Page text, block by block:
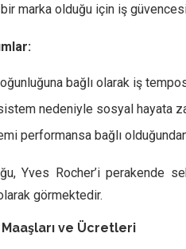
marka olduğu için iş
bağlı olarak iş
nedeniyle sosyal hayata
performansa bağlı
Yves Rocher’i
görmektedir.
ve Ücretleri